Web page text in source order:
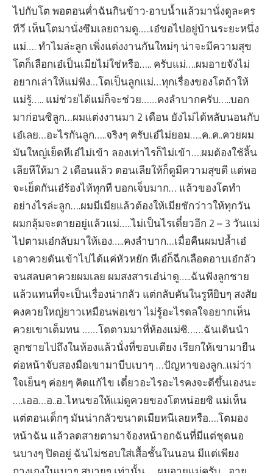
ไปกับโต พอตอนค่ำฉันกินข้าว-อาบน้ำแล้วมานั่งดูละคร
ทีวี เห็นโตมานั่งซึมเลยถามดู…..เอ๋ขอไปอยู่บ้านระยะหนึ่ง
แม่…. ทำไมล่ะลูก เพิ่งแต่งงานกันใหม่ๆ น่าจะมีความสุข
โตก็เลือกเอ๋เป็นเมียไม่ใช่หรือ….. ครับแม่….ผมอายจังไม่
อยากเล่าให้แม่ฟัง…โตเป็นลูกแม่…ทุกเรื่องของโตถ้าให้
แม่รู้….. แม่ช่วยได้แม่ก็จะช่วย……คงลำบากครับ…..บอก
มาก่อนซิลูก…ผมแต่งงานมา 2 เดือน ยังไม่ได้หลับนอนกับ
เอ๋เลย…อะไรกันลูก…..จริงๆ ครับเอ๋ไม่ยอม…..ค..ค..ควยผม
มันใหญ่เย็ดหีเอ๋ไม่เข้า ลองเท่าไรก็ไม่เข้า….ผมต้องใช้ลิ้น
เลียหีให้มา 2 เดือนแล้ว ตอนเลียให้ก็ดูมีความสุขดี แต่พอ
จะเย็ดกันเอ๋ร้องไห้ทุกที บอกเจ็บมาก… แล้วของโตทำ
อย่างไรล่ะลูก….ผมมีเมียแล้วต้องให้เมียชักว่าวให้ทุกวัน
ผมกลุ้มจะตายอยู่แล้วแม่…..ไม่เป็นไรเดี๋ยวอีก 2 – 3 วันแม่
ไปตามเอ๋กลับมาให้เอง…..คงลำบาก…เมื่อคืนผมปล้ำเอ๋
เอาควยดันเข้าไปได้แค่หัวหยัก หีเอ๋ก็ฉีกเลือดอาบเอ๋กลัว
จนสลบคาควยผมเลย ผมสงสารเอ๋น่าดู…..ฉันฟังลูกชาย
แล้วแทนที่จะเป็นเรื่องน่ากลัว แต่กลับคันในรูหียิบๆ สงสัย
คงควยใหญ่ยาวเหมือนพ่อเขา ไม่รู้อะไรดลใจอยากเห็น
ควยเขาเต็มทน ……โตตามมาที่ห้องแม่ซิ……ฉันเดินนำ
ลูกชายไปถึงในห้องแล้วนั่งที่ขอบเตียง เรียกให้เขามายืน
ต่อหน้าจับสองมือเขามาบีบเบาๆ …ปัญหาของลูก..แม่ว่า
ใจเย็นๆ ค่อยๆ คิดแก้ไข เดี๋ยวอะไรอะไรคงจะดีขึ้นเองนะ
….เออ…อ..อ..ไหนขอให้แม่ดูควยของโตหน่อยซิ แม่เห็น
แต่ตอนเด็กๆ มันน่ากลัวขนาดเมียหนีเลยหรือ….โตมอง
หน้าฉัน แล้วลดสายตามาจ้องหน้าอกฉันที่มีแต่ชุดนอ
นบางๆ ปิดอยู่ ฉันไม่ชอบใส่เสื้อชั้นในนอน มีแต่เพียง